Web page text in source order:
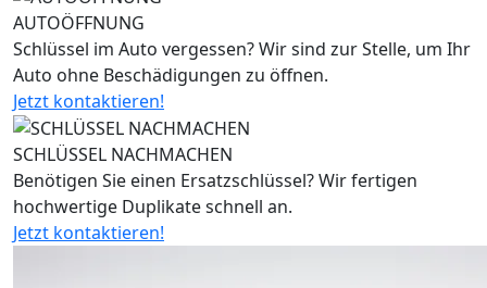
AUTOÖFFNUNG
Schlüssel im Auto vergessen? Wir sind zur Stelle, um Ihr
Auto ohne Beschädigungen zu öffnen.
Jetzt kontaktieren!
SCHLÜSSEL NACHMACHEN
Benötigen Sie einen Ersatzschlüssel? Wir fertigen
hochwertige Duplikate schnell an.
Jetzt kontaktieren!